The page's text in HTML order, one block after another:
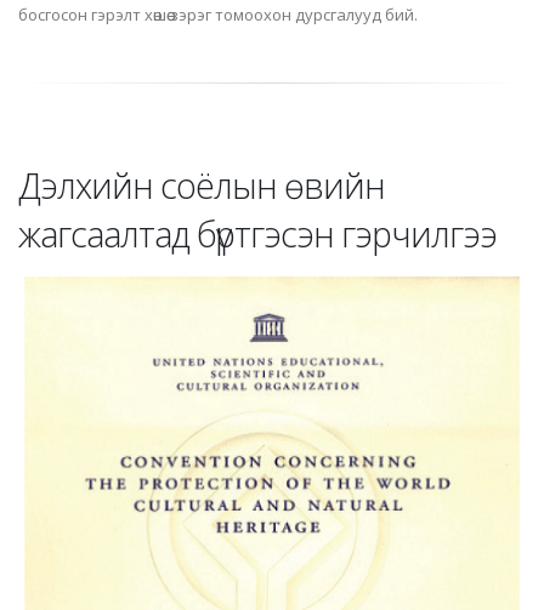
босгосон гэрэлт хөшөө зэрэг томоохон дурсгалууд бий.
Дэлхийн соёлын өвийн
жагсаалтад бүртгэсэн гэрчилгээ